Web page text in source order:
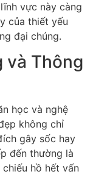
vực này càng
của thiết yếu
đại chúng.
và Thông
học và nghệ
không chỉ
gây sốc hay
đến thường là
hồ hết vấn